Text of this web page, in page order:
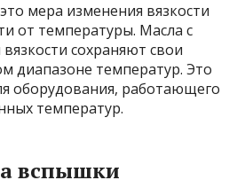
мера изменения вязкости
от температуры. Масла с
сохраняют свои
диапазоне температур. Это
оборудования, работающего
температур.
вспышки